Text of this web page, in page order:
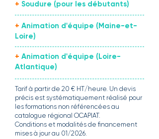
+ Soudure (pour les débutants)
+ Animation d'équipe (Maine-et-
Loire)
+ Animation d'équipe (Loire-
Atlantique)
Tarif à partir de 20 € HT/heure. Un devis
précis est systématiquement réalisé pour
les formations non référencées au
catalogue régional OCAPIAT.
Conditions et modalités de financement
mises à jour au 01/2026.